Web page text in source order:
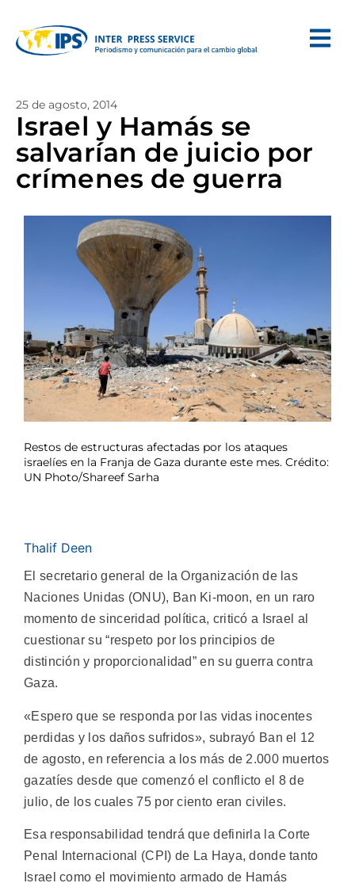
25 de agosto, 2014
Israel y Hamás se
salvarían de juicio por
crímenes de guerra
Restos de estructuras afectadas por los ataques
israelíes en la Franja de Gaza durante este mes. Crédito:
UN Photo/Shareef Sarha
Thalif Deen
El secretario general de la Organización de las
Naciones Unidas (ONU), Ban Ki-moon, en un raro
momento de sinceridad política, criticó a Israel al
cuestionar su “respeto por los principios de
distinción y proporcionalidad” en su guerra contra
Gaza.
«Espero que se responda por las vidas inocentes
perdidas y los daños sufridos», subrayó Ban el 12
de agosto, en referencia a los más de 2.000 muertos
gazatíes desde que comenzó el conflicto el 8 de
julio, de los cuales 75 por ciento eran civiles.
Esa responsabilidad tendrá que definirla la Corte
Penal Internacional (CPI) de La Haya, donde tanto
Israel como el movimiento armado de Hamás